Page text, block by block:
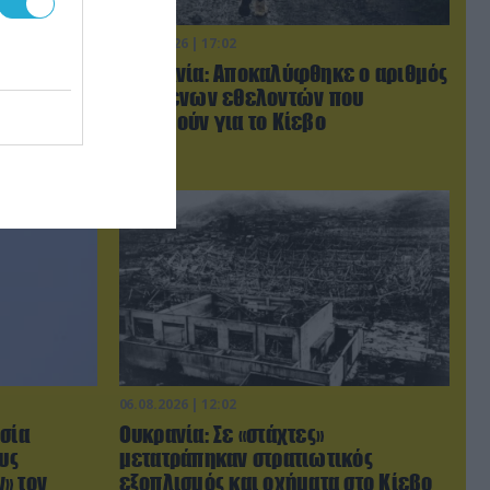
Τραμπ
06.08.2026 | 17:02
Ουκρανία: Αποκαλύφθηκε ο αριθμός
των ξένων εθελοντών που
πολεμούν για το Κίεβο
τον
06.08.2026 | 12:02
Ουκρανία: Σε «στάχτες»
μετατράπηκαν στρατιωτικός
εξοπλισμός και οχήματα στο Κίεβο